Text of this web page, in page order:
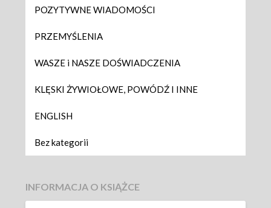
POZYTYWNE WIADOMOŚCI
PRZEMYŚLENIA
WASZE i NASZE DOŚWIADCZENIA
KLĘSKI ŻYWIOŁOWE, POWÓDŹ I INNE
ENGLISH
Bez kategorii
INFORMACJA O KSIĄŻCE